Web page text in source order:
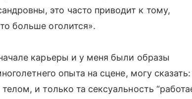
это часто приводит к тому,
больше оголится».
карьеры и у меня были образы
опыта на сцене, могу сказать:
и только та сексуальность